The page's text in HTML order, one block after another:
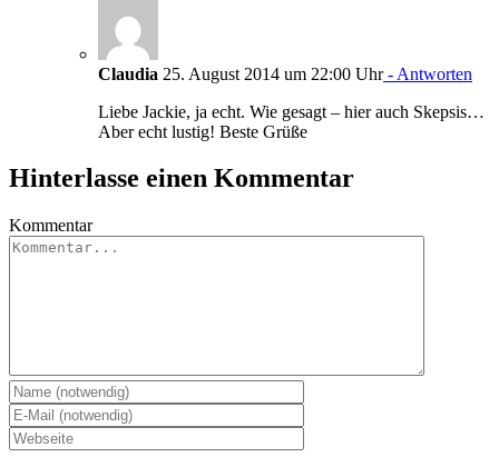
Claudia 25. August 2014 um 22:00 Uhr- Antworten
Liebe Jackie, ja echt. Wie gesagt – hier auch Skepsis…
Aber echt lustig! Beste Grüße
Hinterlasse einen Kommentar
Kommentar